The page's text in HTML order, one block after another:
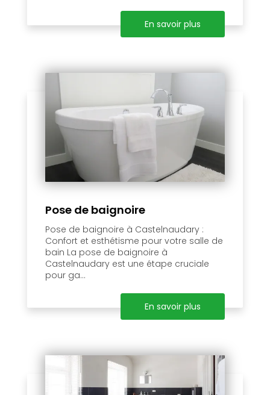
En savoir plus
Pose de baignoire
Pose de baignoire à Castelnaudary :
Confort et esthétisme pour votre salle de
bain La pose de baignoire à
Castelnaudary est une étape cruciale
pour ga...
En savoir plus